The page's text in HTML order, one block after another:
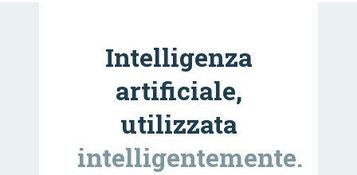
Intelligenza
artificiale,
utilizzata
intelligentemente.